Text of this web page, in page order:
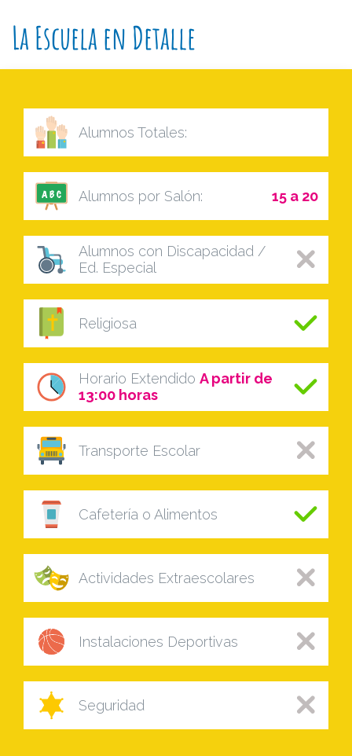
La Escuela en Detalle
Alumnos Totales:
Alumnos por Salón: 15 a 20
Alumnos con Discapacidad /
Ed. Especial
Religiosa
Horario Extendido A partir de
13:00 horas
Transporte Escolar
Cafetería o Alimentos
Actividades Extraescolares
Instalaciones Deportivas
Seguridad